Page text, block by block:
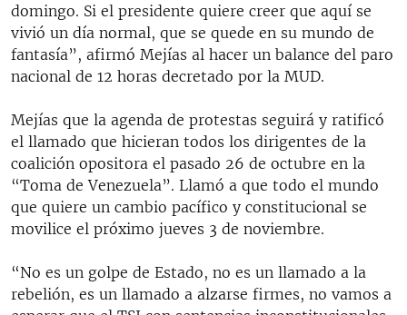
domingo. Si el presidente quiere creer que aquí se
vivió un día normal, que se quede en su mundo de
fantasía”, afirmó Mejías al hacer un balance del paro
nacional de 12 horas decretado por la MUD.
Mejías que la agenda de protestas seguirá y ratificó
el llamado que hicieran todos los dirigentes de la
coalición opositora el pasado 26 de octubre en la
“Toma de Venezuela”. Llamó a que todo el mundo
que quiere un cambio pacífico y constitucional se
movilice el próximo jueves 3 de noviembre.
“No es un golpe de Estado, no es un llamado a la
rebelión, es un llamado a alzarse firmes, no vamos a